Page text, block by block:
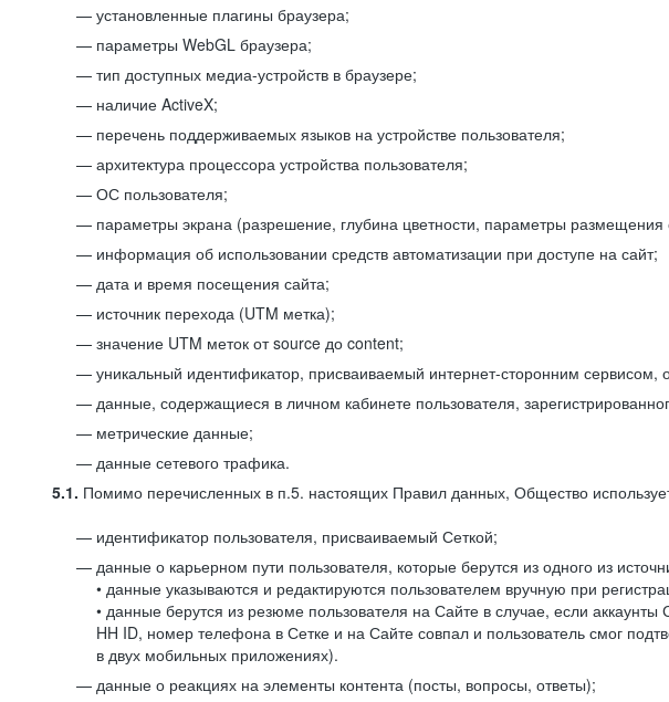
установленные плагины браузера;
параметры WebGL браузера;
тип доступных медиа-устройств в браузере;
наличие ActiveX;
перечень поддерживаемых языков на устройстве пользователя;
архитектура процессора устройства пользователя;
ОС пользователя;
параметры экрана (разрешение, глубина цветности, параметры размещения
информация об использовании средств автоматизации при доступе на сайт;
дата и время посещения сайта;
источник перехода (UTM метка);
значение UTM меток от source до content;
уникальный идентификатор, присваиваемый интернет-сторонним сервисом,
данные, содержащиеся в личном кабинете пользователя,
метрические данные;
данные сетевого трафика.
5.1. Помимо перечисленных в п.5. настоящих Правил данных, Общество
идентификатор пользователя, присваиваемый Сеткой;
данные о карьерном пути пользователя, которые берутся из одного из
• данные указываются и редактируются пользователем вручную при
• данные берутся из резюме пользователя на Сайте в случае, если
HH ID, номер телефона в Сетке и на Сайте совпал и пользователь смог
в двух мобильных приложениях).
данные о реакциях на элементы контента (посты, вопросы, ответы);